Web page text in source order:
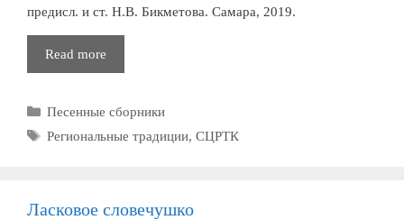
предисл. и ст. Н.В. Бикметова. Самара, 2019.
Read more
по
похаживала
Рубрики
Песенные сборники
Метки
Региональные традиции, СЦРТК
Ласковое словечушко